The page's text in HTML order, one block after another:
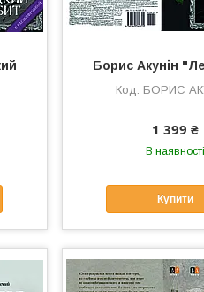
Борис Акунін
БОРИС
1 399 ₴
В наявності
Купити